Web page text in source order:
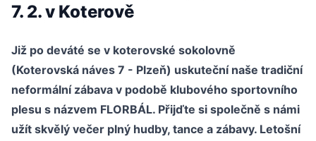
7. 2. v Koterově
Již po deváté se v koterovské sokolovně
(Koterovská náves 7 - Plzeň) uskuteční naše tradiční
neformální zábava v podobě klubového sportovního
plesu s názvem FLORBÁL. Přijďte si společně s námi
užít skvělý večer plný hudby, tance a zábavy. Letošní